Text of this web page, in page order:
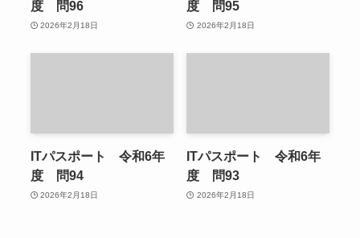
度 問96
2026年2月18日
度 問95
2026年2月18日
ITパスポート 令和6年
度 問94
2026年2月18日
ITパスポート 令和6年
度 問93
2026年2月18日